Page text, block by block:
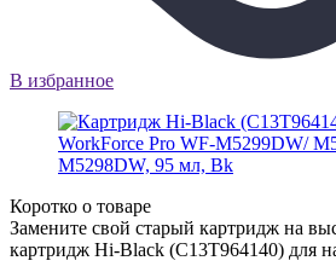
В избранное
Коротко о товаре
Замените свой старый картридж на
картридж Hi-Black (C13T964140) для